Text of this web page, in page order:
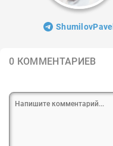
ShumilovPavel
0 КОММЕНТАРИЕВ